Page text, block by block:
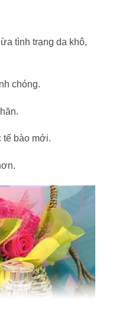
tình trạng da khô,
chóng.
tế bào mới.